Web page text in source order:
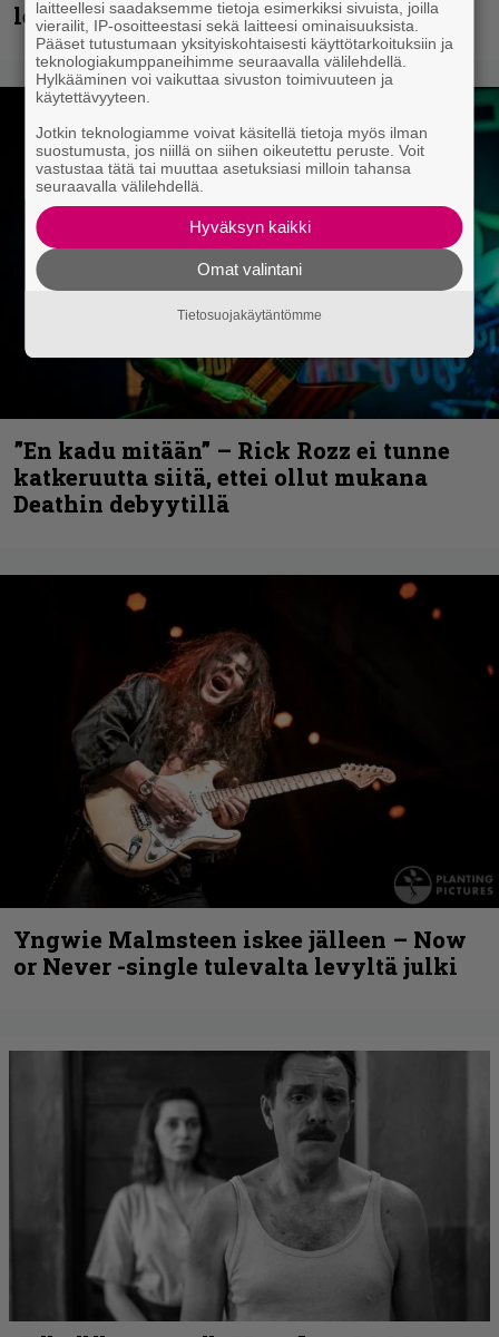
levyn ja jäähallikeikan merkeissä
”En kadu mitään” – Rick Rozz ei tunne
katkeruutta siitä, ettei ollut mukana
Deathin debyytillä
Yngwie Malmsteen iskee jälleen – Now
or Never -single tulevalta levyltä julki
laitteellesi saadaksemme tietoja esimerkiksi sivuista, joilla
vierailit, IP-osoitteestasi sekä laitteesi ominaisuuksista.
Pääset tutustumaan yksityiskohtaisesti käyttötarkoituksiin ja
teknologiakumppaneihimme seuraavalla välilehdellä.
Hylkääminen voi vaikuttaa sivuston toimivuuteen ja
käytettävyyteen.
Jotkin teknologiamme voivat käsitellä tietoja myös ilman
suostumusta, jos niillä on siihen oikeutettu peruste. Voit
vastustaa tätä tai muuttaa asetuksiasi milloin tahansa
seuraavalla välilehdellä.
Hyväksyn kaikki
Omat valintani
Tietosuojakäytäntömme